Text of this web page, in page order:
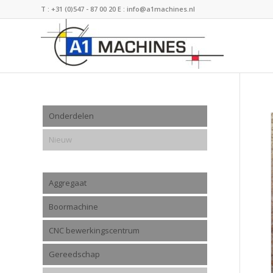
T : +31 (0)547 - 87 00 20 E : info@a1machines.nl
Onderdelen
Nieuw
Aggregaat
Boormachine
CNC bewerkingscentrum
Gereedschap